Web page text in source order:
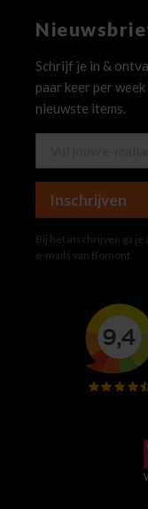
Schrijf je in &
paar keer per
nieuwste items.
Inschrijven
Bij het inschrijven ga
e-mails van Bomont.